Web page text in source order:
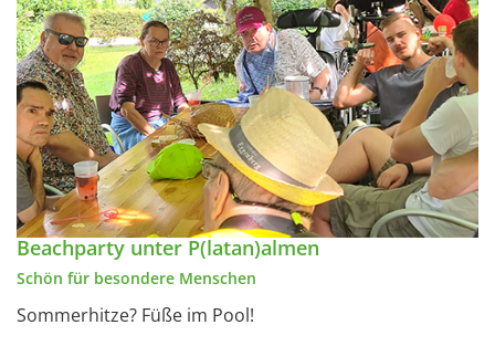
Beachparty unter P(latan)almen
Schön für besondere Menschen
Sommerhitze? Füße im Pool!